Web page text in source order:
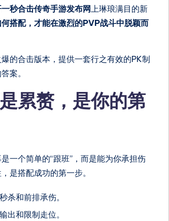
秒合击传奇手游发布网 上琳琅满目的新
搭配，才能在激烈的PVP战斗中脱颖而
的合击版本，提供一套行之有效的PK制
案。
累赘，是你的第
一个简单的“跟班”，而是能为你承担伤
是搭配成功的第一步。
杀和前排承伤。
出和限制走位。